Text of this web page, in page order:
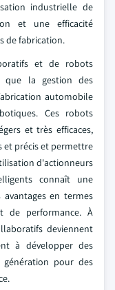
industrielle de
et une efficacité
de fabrication.
et de robots
que la gestion des
automobile
Ces robots
et très efficaces,
et précis et permettre
d'actionneurs
connaît une
en termes
de performance. À
deviennent
à développer des
pour des